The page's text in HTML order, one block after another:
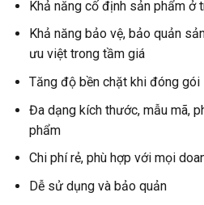
Khả năng cố định sản phẩm ở
Khả năng bảo vệ, bảo quản
ưu việt trong tầm giá
Tăng độ bền chặt khi đóng gói
Đa dạng kích thước, mẫu mã,
phẩm
Chi phí rẻ, phù hợp với mọi
Dễ sử dụng và bảo quản